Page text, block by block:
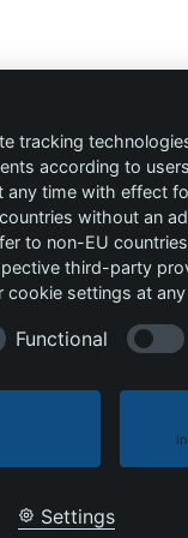
Política
tracking
according to
any time with effect
without an
to non-EU
third-party
cookie settings at
Functional
Settings